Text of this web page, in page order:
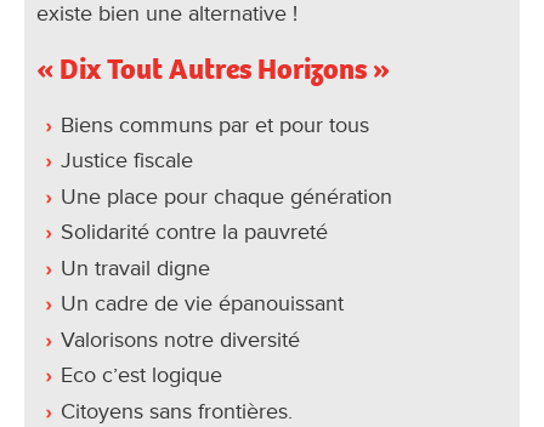
existe bien une alternative !
« Dix Tout Autres Horizons »
Biens communs par et pour tous
Justice fiscale
Une place pour chaque génération
Solidarité contre la pauvreté
Un travail digne
Un cadre de vie épanouissant
Valorisons notre diversité
Eco c’est logique
Citoyens sans frontières.